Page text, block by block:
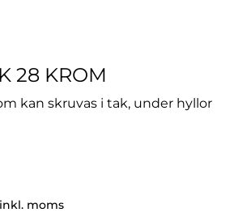
28 KROM
kan skruvas i tak, under hyllor
inkl. moms